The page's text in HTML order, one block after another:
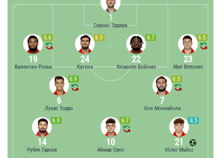
1
Серхио Эррера
6.5
23
Abel Bretones
6.7
22
Флавиен Бойомо
6.3
24
Катена
6.6
19
Валентин Розье
6.5
7
Хон Монкайола
6.9
6
Лукас Торро
8.5
21
Víctor Muñoz
6.7
10
Аймар Орос
6.9
14
Рубен Гарсия